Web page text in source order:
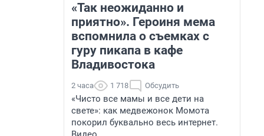
«Так неожиданно и
приятно». Героиня мема
вспомнила о съемках с
гуру пикапа в кафе
Владивостока
2 часа 1 718 Обсудить
«Чисто все мамы и все дети на
свете»: как медвежонок Момота
покорил буквально весь интернет.